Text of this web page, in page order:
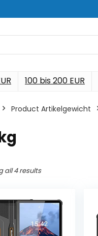
100 bis 200 EUR
Product Artikelgewicht
all 4 results